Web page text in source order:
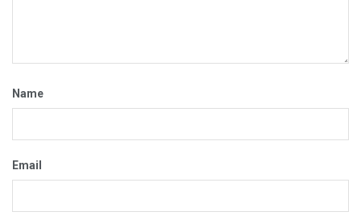
Name
Email